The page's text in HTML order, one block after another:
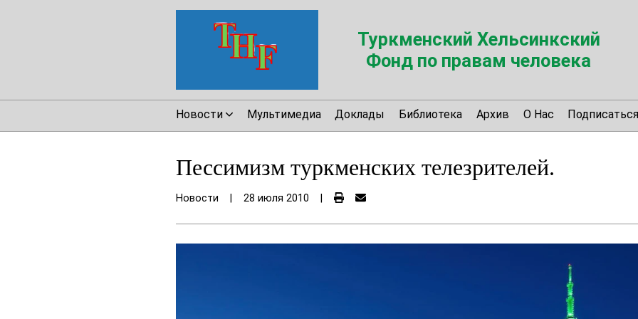
Туркменский Хельсинкский
Фонд по правам человека
Новости Мультимедиа Доклады Библиотека Архив О Нас
Пессимизм туркменских телезрителей.
Новости 28 июля 2010